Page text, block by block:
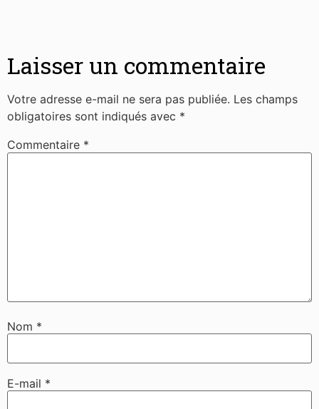
Laisser un commentaire
Votre adresse e-mail ne sera pas publiée. Les champs
obligatoires sont indiqués avec *
Commentaire *
Nom *
E-mail *